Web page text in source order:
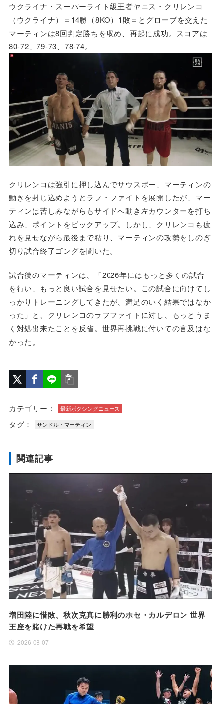
ウクライナ・スーパーライト級王者ヤニス・クリレンコ
（ウクライナ）＝14勝（8KO）1敗＝とグローブを交えた
マーティンは8回判定勝ちを収め、再起に成功。スコアは
80-72、79-73、78-74。
クリレンコは強引に押し込んでサウスポー、マーティンの
動きを封じ込めようとラフ・ファイトを展開したが、マー
ティンは苦しみながらもサイドへ動き左カウンターを打ち
込み、ポイントをピックアップ。しかし、クリレンコも疲
れを見せながら最後まで粘り、マーティンの攻勢をしのぎ
切り試合終了ゴングを聞いた。
試合後のマーティンは、「2026年にはもっと多くの試合
を行い、もっと良い試合を見せたい。この試合に向けてし
っかりトレーニングしてきたが、満足のいく結果ではなか
った」と、クリレンコのラフファイトに対し、もっとうま
く対処出来たことを反省。世界再挑戦に付いての言及はな
かった。
カテゴリー： 最新ボクシングニュース
タグ： サンドル・マーティン
関連記事
増田陸に惜敗、秋次克真に勝利のホセ・カルデロン 世界
王座を賭けた再戦を希望
2026-08-07